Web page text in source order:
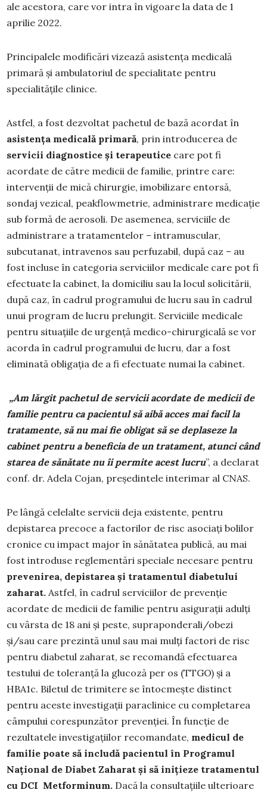
ale acestora, care vor intra în vigoare la data de 1
aprilie 2022.
Principalele modificări vizează asistența medicală
primară și ambulatoriul de specialitate pentru
specialităţile clinice.
Astfel, a fost dezvoltat pachetul de bază acordat în
asistența medicală primară, prin introducerea de
servicii diagnostice și terapeutice care pot fi
acordate de către medicii de familie, printre care:
intervenții de mică chirurgie, imobilizare entorsă,
sondaj vezical, peakflowmetrie, administrare medicaţie
sub formă de aerosoli. De asemenea, serviciile de
administrare a tratamentelor – intramuscular,
subcutanat, intravenos sau perfuzabil, după caz – au
fost incluse în categoria serviciilor medicale care pot fi
efectuate la cabinet, la domiciliu sau la locul solicitării,
după caz, în cadrul programului de lucru sau în cadrul
unui program de lucru prelungit. Serviciile medicale
pentru situaţiile de urgenţă medico-chirurgicală se vor
acorda în cadrul programului de lucru, dar a fost
eliminată obligația de a fi efectuate numai la cabinet.
„Am lărgit pachetul de servicii acordate de medicii de
familie pentru ca pacientul să aibă acces mai facil la
tratamente, să nu mai fie obligat să se deplaseze la
cabinet pentru a beneficia de un tratament, atunci când
starea de sănătate nu îi permite acest lucru”, a declarat
conf. dr. Adela Cojan, președintele interimar al CNAS.
Pe lângă celelalte servicii deja existente, pentru
depistarea precoce a factorilor de risc asociați bolilor
cronice cu impact major în sănătatea publică, au mai
fost introduse reglementări speciale necesare pentru
prevenirea, depistarea și tratamentul diabetului
zaharat. Astfel, în cadrul serviciilor de prevenție
acordate de medicii de familie pentru asigurații adulți
cu vârsta de 18 ani și peste, supraponderali/obezi
și/sau care prezintă unul sau mai mulți factori de risc
pentru diabetul zaharat, se recomandă efectuarea
testului de toleranță la glucoză per os (TTGO) și a
HBA1c. Biletul de trimitere se întocmeşte distinct
pentru aceste investigaţii paraclinice cu completarea
câmpului corespunzător prevenţiei. În funcție de
rezultatele investigațiilor recomandate, medicul de
familie poate să includă pacientul în Programul
Național de Diabet Zaharat și să inițieze tratamentul
cu DCI Metforminum. Dacă la consultațiile ulterioare